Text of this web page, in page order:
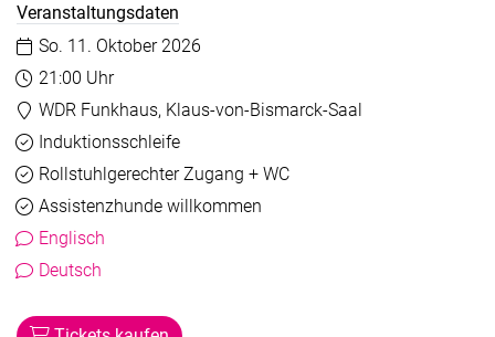
Veranstaltungsdaten
Datum:
So. 11. Oktober 2026
Uhrzeit:
21:00 Uhr
Veranstaltungsort:
WDR Funkhaus, Klaus-von-Bismarck-Saal
Barrierefreiheit
InduktionsschleifeVerfügbar
Rollstuhlgerechter Zugang + WCVerfügbar
Assistenzhunde willkommen
Englisch
Deutsch